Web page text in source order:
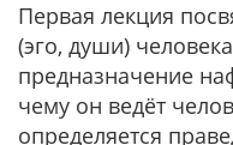
Первая лекция
(эго, души)
предназначение
чему он ведёт
определяется